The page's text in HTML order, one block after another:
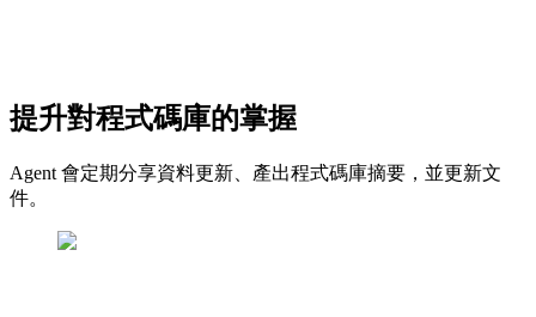
提升對程式碼庫的掌握
Agent 會定期分享資料更新、產出程式碼庫摘要，並更新文
件。